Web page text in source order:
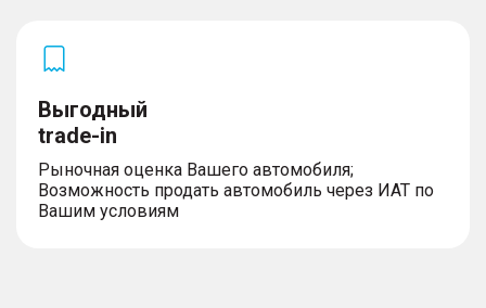
Выгодный
trade-in
Рыночная оценка Вашего автомобиля;
Возможность продать автомобиль через ИАТ по
Вашим условиям